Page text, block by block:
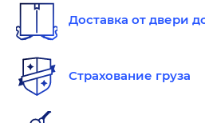
Доставка от двери
Страхование груза